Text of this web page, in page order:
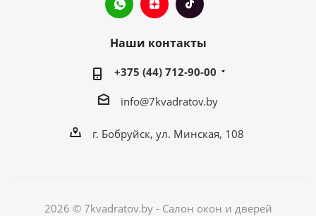
Наши контакты
+375 (44) 712-90-00
info@7kvadratov.by
г. Бобруйск, ул. Минская, 108
2026 © 7kvadratov.by - Салон окон и дверей